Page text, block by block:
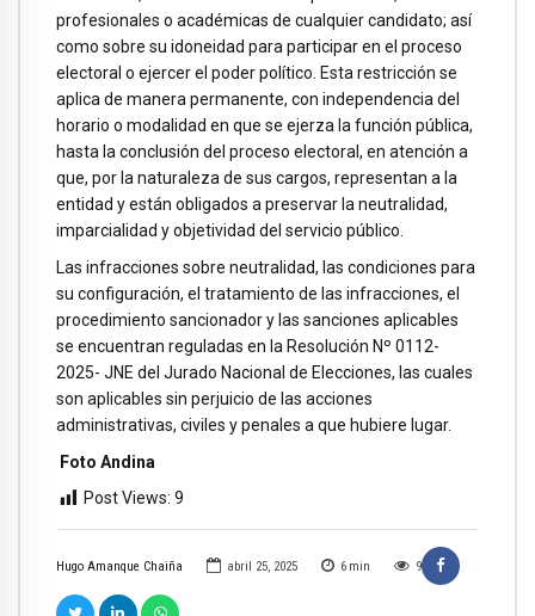
Hugo Amanque Chaiña abril 25, 2025 6 min 9
profesionales o académicas de cualquier candidato; así
como sobre su idoneidad para participar en el proceso
electoral o ejercer el poder político. Esta restricción se
aplica de manera permanente, con independencia del
horario o modalidad en que se ejerza la función pública,
hasta la conclusión del proceso electoral, en atención a
que, por la naturaleza de sus cargos, representan a la
entidad y están obligados a preservar la neutralidad,
imparcialidad y objetividad del servicio público.
Las infracciones sobre neutralidad, las condiciones para
su configuración, el tratamiento de las infracciones, el
procedimiento sancionador y las sanciones aplicables
se encuentran reguladas en la Resolución Nº 0112-
2025- JNE del Jurado Nacional de Elecciones, las cuales
son aplicables sin perjuicio de las acciones
administrativas, civiles y penales a que hubiere lugar.
Foto Andina
Post Views: 9